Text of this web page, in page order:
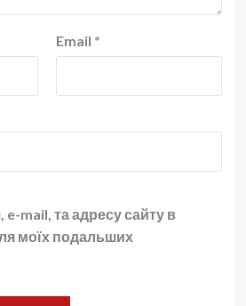
Email *
e-mail, та адресу сайту в
моїх подальших